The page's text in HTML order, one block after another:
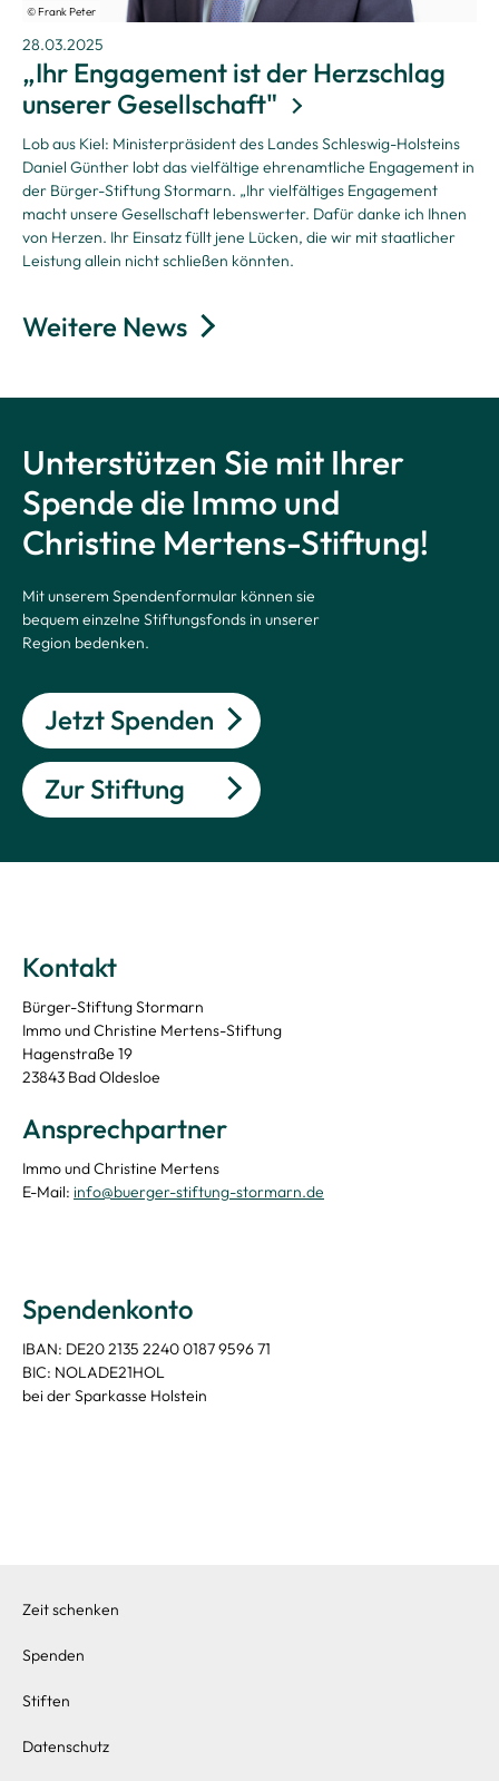
© Frank Peter
28.03.2025
„Ihr Engagement ist der Herzschlag
unserer Gesellschaft"
Lob aus Kiel: Ministerpräsident des Landes Schleswig-Holsteins
Daniel Günther lobt das vielfältige ehrenamtliche Engagement in
der Bürger-Stiftung Stormarn. „Ihr vielfältiges Engagement
macht unsere Gesellschaft lebenswerter. Dafür danke ich Ihnen
von Herzen. Ihr Einsatz füllt jene Lücken, die wir mit staatlicher
Leistung allein nicht schließen könnten.
Weitere News
Unterstützen Sie mit Ihrer
Spende die Immo und
Christine Mertens-Stiftung!
Mit unserem Spendenformular können sie
bequem einzelne Stiftungsfonds in unserer
Region bedenken.
Jetzt Spenden
Zur Stiftung
Kontakt
Bürger-Stiftung Stormarn
Immo und Christine Mertens-Stiftung
Hagenstraße 19
23843 Bad Oldesloe
Ansprechpartner
Immo und Christine Mertens
E-Mail: info@buerger-stiftung-stormarn.de
Spendenkonto
IBAN: DE20 2135 2240 0187 9596 71
BIC: NOLADE21HOL
bei der Sparkasse Holstein
Zeit schenken
Spenden
Stiften
Datenschutz